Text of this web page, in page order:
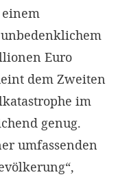
Euro
dem Zweiten
im
genug.
umfassenden